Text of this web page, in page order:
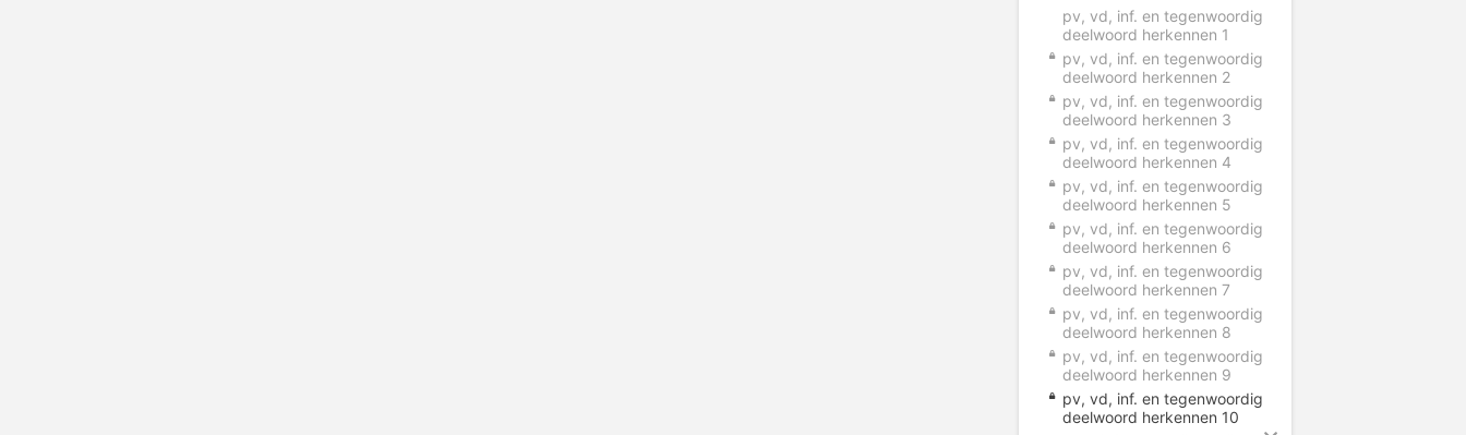
pv, vd, inf. en tegenwoordig
deelwoord herkennen 1
pv, vd, inf. en tegenwoordig
deelwoord herkennen 2
pv, vd, inf. en tegenwoordig
deelwoord herkennen 3
pv, vd, inf. en tegenwoordig
deelwoord herkennen 4
pv, vd, inf. en tegenwoordig
deelwoord herkennen 5
pv, vd, inf. en tegenwoordig
deelwoord herkennen 6
pv, vd, inf. en tegenwoordig
deelwoord herkennen 7
pv, vd, inf. en tegenwoordig
deelwoord herkennen 8
pv, vd, inf. en tegenwoordig
deelwoord herkennen 9
pv, vd, inf. en tegenwoordig
deelwoord herkennen 10